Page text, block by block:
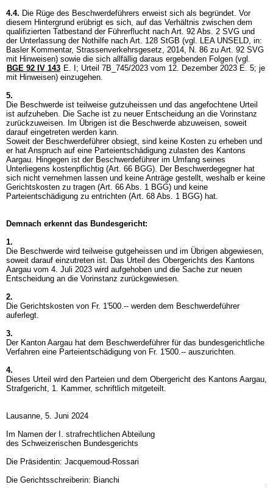
4.4. Die Rüge des Beschwerdeführers erweist sich als begründet. Vor
diesem Hintergrund erübrigt es sich, auf das Verhältnis zwischen dem
qualifizierten Tatbestand der Führerflucht nach Art. 92 Abs. 2 SVG und
der Unterlassung der Nothilfe nach Art. 128 StGB (vgl. LEA UNSELD, in:
Basler Kommentar, Strassenverkehrsgesetz, 2014, N. 86 zu Art. 92 SVG
mit Hinweisen) sowie die sich allfällig daraus ergebenden Folgen (vgl.
BGE 92 IV 143 E. I; Urteil 7B_745/2023 vom 12. Dezember 2023 E. 5; je
mit Hinweisen) einzugehen.
5.
Die Beschwerde ist teilweise gutzuheissen und das angefochtene Urteil
ist aufzuheben. Die Sache ist zu neuer Entscheidung an die Vorinstanz
zurückzuweisen. Im Übrigen ist die Beschwerde abzuweisen, soweit
darauf eingetreten werden kann.
Soweit der Beschwerdeführer obsiegt, sind keine Kosten zu erheben und
er hat Anspruch auf eine Parteientschädigung zulasten des Kantons
Aargau. Hingegen ist der Beschwerdeführer im Umfang seines
Unterliegens kostenpflichtig (Art. 66 BGG). Der Beschwerdegegner hat
sich nicht vernehmen lassen und keine Anträge gestellt, weshalb er keine
Gerichtskosten zu tragen (Art. 66 Abs. 1 BGG) und keine
Parteientschädigung zu entrichten (Art. 68 Abs. 1 BGG) hat.
Demnach erkennt das Bundesgericht:
1.
Die Beschwerde wird teilweise gutgeheissen und im Übrigen abgewiesen,
soweit darauf einzutreten ist. Das Urteil des Obergerichts des Kantons
Aargau vom 4. Juli 2023 wird aufgehoben und die Sache zur neuen
Entscheidung an die Vorinstanz zurückgewiesen.
2.
Die Gerichtskosten von Fr. 1'500.-- werden dem Beschwerdeführer
auferlegt.
3.
Der Kanton Aargau hat dem Beschwerdeführer für das bundesgerichtliche
Verfahren eine Parteientschädigung von Fr. 1'500.-- auszurichten.
4.
Dieses Urteil wird den Parteien und dem Obergericht des Kantons Aargau,
Strafgericht, 1. Kammer, schriftlich mitgeteilt.
Lausanne, 5. Juni 2024
Im Namen der I. strafrechtlichen Abteilung
des Schweizerischen Bundesgerichts
Die Präsidentin: Jacquemoud-Rossari
Die Gerichtsschreiberin: Bianchi